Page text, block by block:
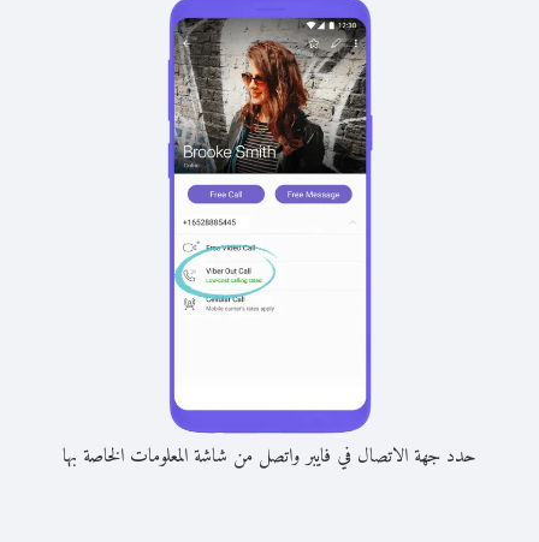
حدد جهة الاتصال في فايبر واتصل من شاشة المعلومات الخاصة بها